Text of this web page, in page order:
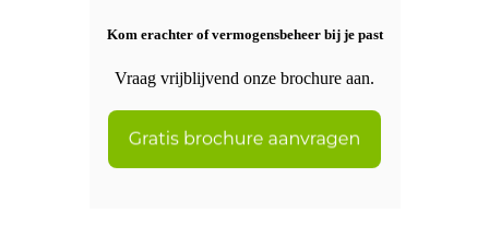
Kom erachter of vermogensbeheer bij je past
Vraag vrijblijvend onze brochure aan.